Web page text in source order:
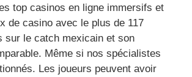
top casinos en ligne immersifs et
de casino avec le plus de 117
sur le catch mexicain et son
Même si nos spécialistes
Les joueurs peuvent avoir